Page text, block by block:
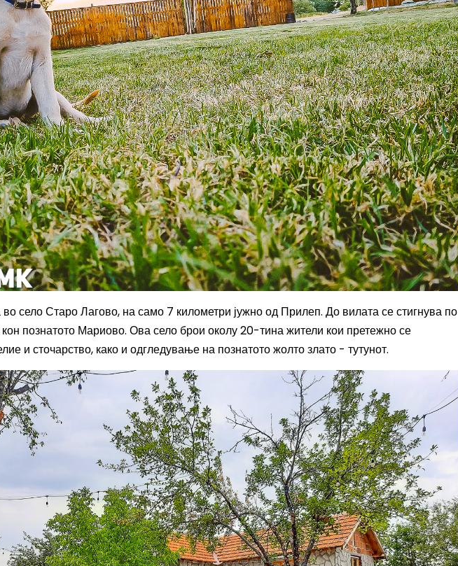
во село Старо Лагово, на само 7 километри јужно од Прилеп. До вилата се стигнува по
познатото Мариово. Овасело брои околу 20-тина жители кои претежно се
и сточарство, како и одгледување на познатото жолто злато - тутунот.